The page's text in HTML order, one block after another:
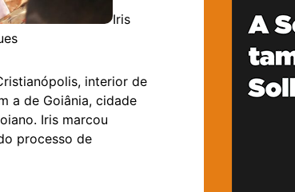
Iris
interior de
a de Goiânia, cidade
Iris marcou
processo de